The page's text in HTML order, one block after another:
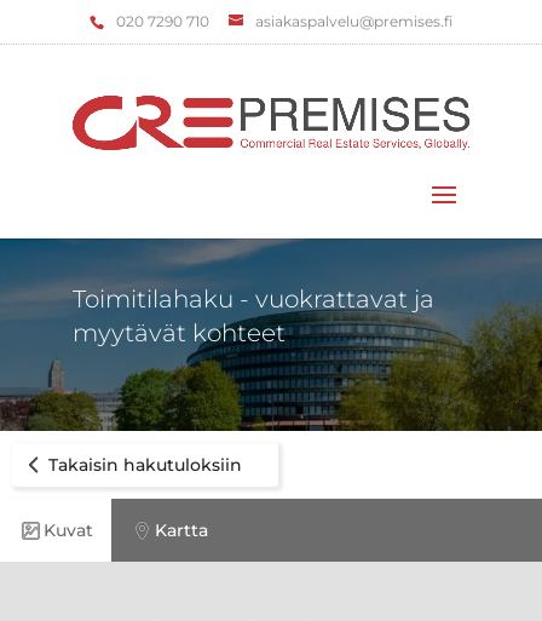
‌020 7290 710 asiakaspalvelu@premises.fi
Toimitilahaku - vuokrattavat ja
myytävät kohteet
Takaisin hakutuloksiin
Kuvat Kartta